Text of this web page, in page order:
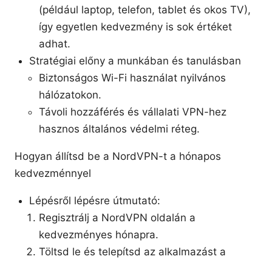
(például laptop, telefon, tablet és okos TV),
így egyetlen kedvezmény is sok értéket
adhat.
Stratégiai előny a munkában és tanulásban
Biztonságos Wi-Fi használat nyilvános
hálózatokon.
Távoli hozzáférés és vállalati VPN-hez
hasznos általános védelmi réteg.
Hogyan állítsd be a NordVPN-t a hónapos
kedvezménnyel
Lépésről lépésre útmutató:
Regisztrálj a NordVPN oldalán a
kedvezményes hónapra.
Töltsd le és telepítsd az alkalmazást a